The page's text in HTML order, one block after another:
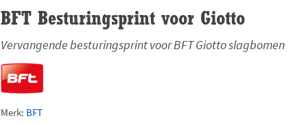
BFT Besturingsprint voor Giotto
Vervangende besturingsprint voor BFT Giotto slagbomen
Merk: BFT